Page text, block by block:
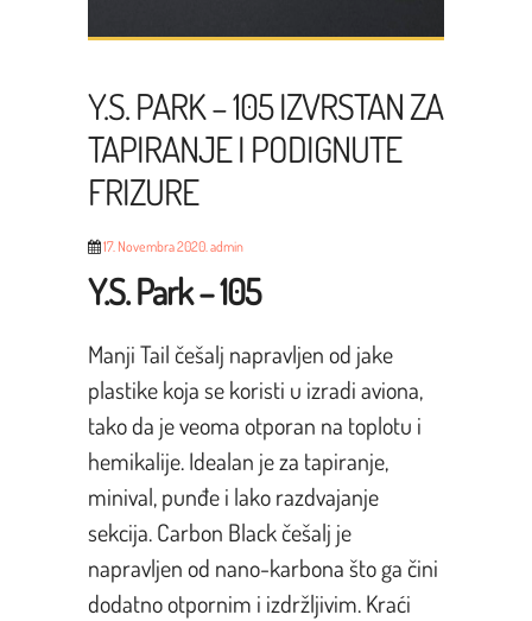
Y.S. PARK – 105 IZVRSTAN ZA
TAPIRANJE I PODIGNUTE
FRIZURE
17. Novembra 2020. admin
Y.S. Park – 105
Manji Tail češalj napravljen od jake
plastike koja se koristi u izradi aviona,
tako da je veoma otporan na toplotu i
hemikalije. Idealan je za tapiranje,
minival, punđe i lako razdvajanje
sekcija. Carbon Black češalj je
napravljen od nano-karbona što ga čini
dodatno otpornim i izdržljivim. Kraći